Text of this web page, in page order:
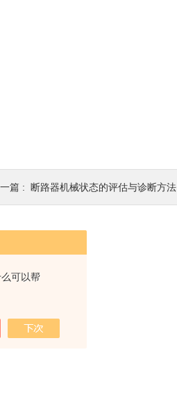
可以帮
篇 : 断路器机械状态的评估与诊断方法